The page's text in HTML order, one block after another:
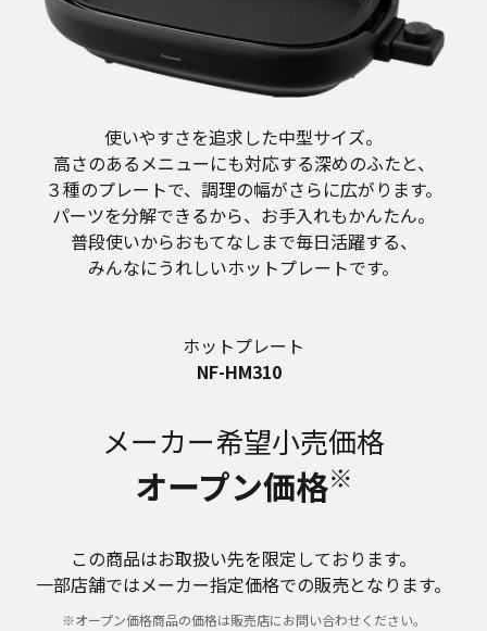
使いやすさを追求した中型サイズ。
高さのあるメニューにも対応する深めのふたと、
３種のプレートで、調理の幅がさらに広がります。
パーツを分解できるから、お手入れもかんたん。
普段使いからおもてなしまで毎日活躍する、
みんなにうれしいホットプレートです。
ホットプレート
NF-HM310
メーカー希望小売価格
オープン価格※
この商品はお取扱い先を限定しております。
一部店舗ではメーカー指定価格での販売となります。
※オープン価格商品の価格は販売店にお問い合わせください。